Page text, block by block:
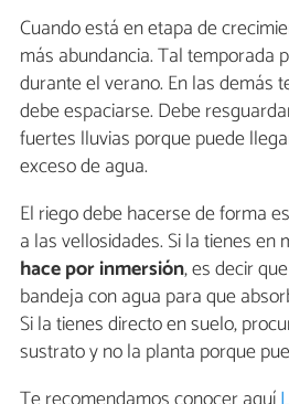
Cuando está en etapa de
más abundancia. Tal temporada
durante el verano. En las demás
debe espaciarse. Debe
fuertes lluvias porque puede
exceso de agua.
El riego debe hacerse de forma
a las vellosidades. Si la tienes en
hace por inmersión, es decir
bandeja con agua para que
Si la tienes directo en suelo,
sustrato y no la planta porque